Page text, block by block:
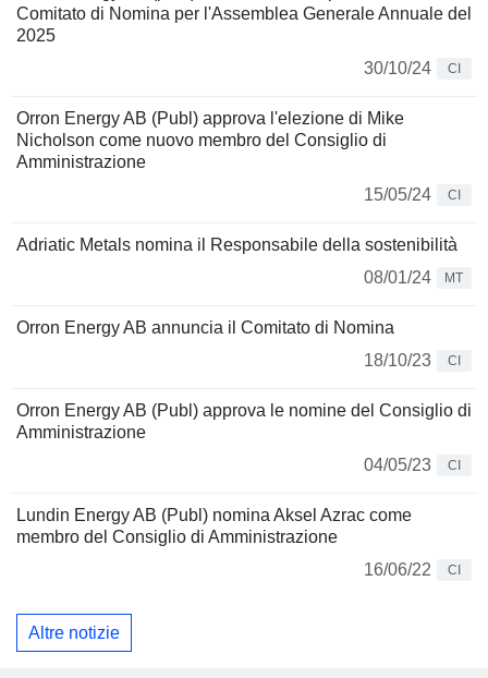
Comitato di Nomina per l'Assemblea Generale Annuale del
2025
30/10/24
CI
Orron Energy AB (Publ) approva l'elezione di Mike
Nicholson come nuovo membro del Consiglio di
Amministrazione
15/05/24
CI
Adriatic Metals nomina il Responsabile della sostenibilità
08/01/24
MT
Orron Energy AB annuncia il Comitato di Nomina
18/10/23
CI
Orron Energy AB (Publ) approva le nomine del Consiglio di
Amministrazione
04/05/23
CI
Lundin Energy AB (Publ) nomina Aksel Azrac come
membro del Consiglio di Amministrazione
16/06/22
CI
Altre notizie